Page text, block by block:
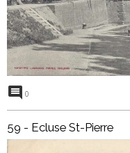
0
59 - Ecluse St-Pierre